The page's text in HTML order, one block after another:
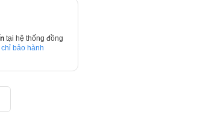
tại hệ thống đồng
bảo hành